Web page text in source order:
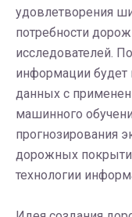
удовлетворения
потребности
исследователей.
информации будет
данных с
машинного
прогнозирования
дорожных
технологии